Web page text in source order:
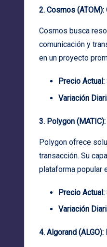
2. Cosmos
Cosmos busca
comunicación y
en un proyecto
Precio Actual:
Variación
3. Polygon
Polygon ofrece
transacción. Su
plataforma popular
Precio Actual:
Variación
4. Algorand